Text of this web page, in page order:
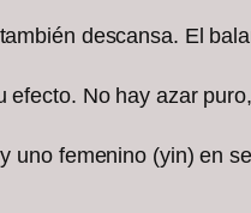
descansa. El
No hay azar
uno femenino (yin) en